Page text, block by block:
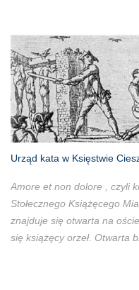
Urząd kata w Księstwie
Amore et non dolore , czyli
Stołecznego Książęcego
znajduje się otwarta na
się książęcy orzeł. Otwarta